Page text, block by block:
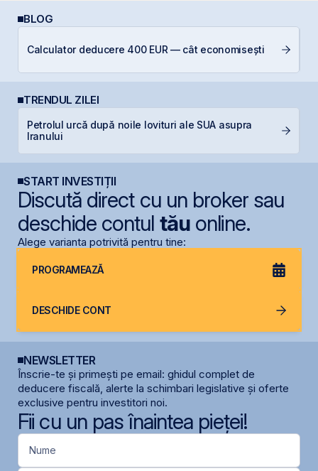
BLOG
Calculator deducere 400 EUR — cât economisești
TRENDUL ZILEI
Petrolul urcă după noile lovituri ale SUA asupra
Iranului
START INVESTIȚII
Discută direct cu un broker sau
deschide contul tăuonline.
Alege varianta potrivită pentru tine:
PROGRAMEAZĂ
DESCHIDE CONT
NEWSLETTER
Înscrie-te și primești pe email: ghidul complet de
deducere fiscală, alerte la schimbari legislative și oferte
exclusive pentru investitori noi.
Fii cu un pas înaintea pieței!
Nume